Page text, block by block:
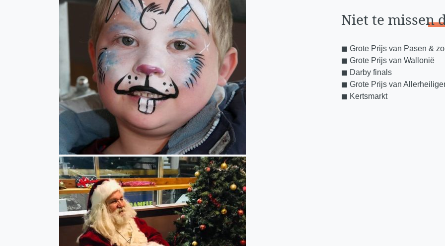
Niet te missen
◼︎ Grote Prijs van Pasen &
◼︎ Grote Prijs van Wallonië
◼︎ Darby finals
◼︎ Grote Prijs van
◼︎ Kertsmarkt